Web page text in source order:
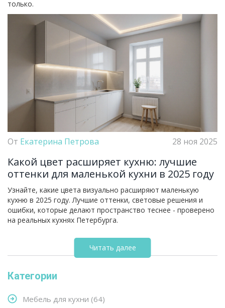
только.
От Екатерина Петрова 28 ноя 2025
Какой цвет расширяет кухню: лучшие
оттенки для маленькой кухни в 2025 году
Узнайте, какие цвета визуально расширяют маленькую
кухню в 2025 году. Лучшие оттенки, световые решения и
ошибки, которые делают пространство теснее - проверено
на реальных кухнях Петербурга.
Читать далее
Категории
Мебель для кухни (64)